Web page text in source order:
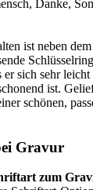
Danke,
ist neben
sich sehr
ist.
schönen,
Gravur
zum